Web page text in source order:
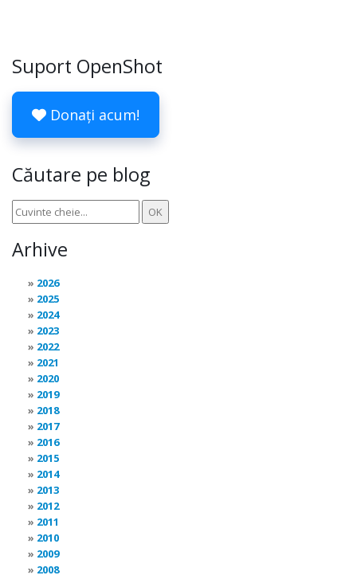
Suport OpenShot
Donați acum!
Căutare pe blog
Arhive
2026
2025
2024
2023
2022
2021
2020
2019
2018
2017
2016
2015
2014
2013
2012
2011
2010
2009
2008